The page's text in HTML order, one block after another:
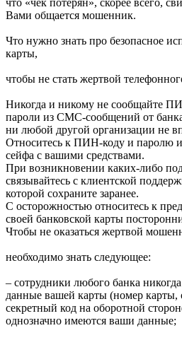
Вами общается мошенник.
Что нужно знать про безопасное
карты,
чтобы не стать жертвой
Никогда и никому не сообщайте
пароли из СМС-сообщений от
ни любой другой организации не
Относитесь к ПИН-коду и паролю
сейфа с вашими средствами.
При возникновении каких-либо
связывайтесь с клиентской
которой сохраните заранее.
С осторожностью относитесь к
своей банковской карты
Чтобы не оказаться жертвой
необходимо знать следующее:
– сотрудники любого банка
данные вашей карты (номер карты,
секретный код на оборотной
однозначно имеются ваши данные;